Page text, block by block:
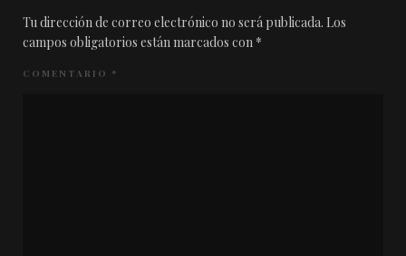
Tu dirección de correo electrónico no será publicada. Los
campos obligatorios están marcados con *
COMENTARIO *